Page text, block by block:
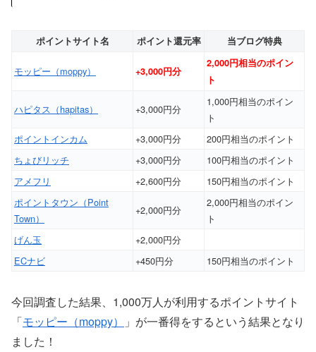
ポイントサイト名 ポイント還元率 当ブログ特典
モッピー（moppy） +3,000円分
2,000円相当のポイン
ト
ハピタス（hapitas） +3,000円分
1,000円相当のポイン
ト
ポイントインカム
+3,000円分
200円相当のポイント
ちょびリッチ
+3,000円分
100円相当のポイント
アメフリ
+2,600円分
150円相当のポイント
ポイントタウン（Point
Town）
+2,000円分
2,000円相当のポイン
ト
げん玉
+2,000円分
ECナビ
+450円分 150円相当のポイント
今回調査した結果、1,000万人が利用するポイントサイト
「モッピー（moppy）
」が一番得をするという結果となり
ました！